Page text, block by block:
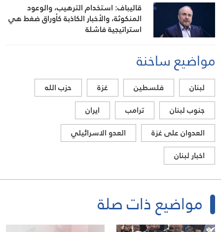
قاليباف: استخدام الترهيب، والوعود
المنكوثة، والأخبار الكاذبة كأوراق ضغط هي
استراتيجية فاشلة
مواضيع ساخنة
لبنان فلسطين غزة
حزب الله
جنوب لبنان
ترامب
ايران
العدوان على غزة
العدو الاسرائيلي
اخبار لبنان
مواضيع ذات صلة